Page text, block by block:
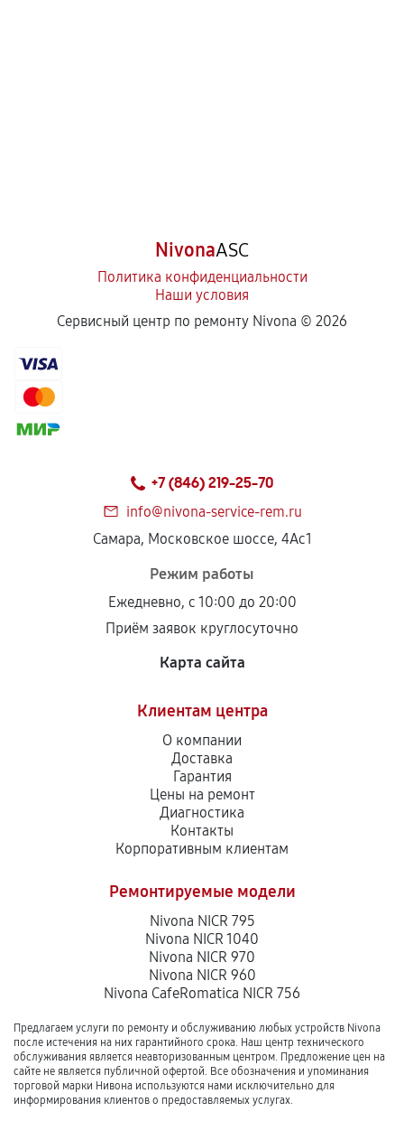
NivonaASC
Политика конфиденциальности
Наши условия
Сервисный центр по ремонту Nivona © 2026
+7 (846) 219-25-70
info@nivona-service-rem.ru
Самара, Московское шоссе, 4Ас1
Режим работы
Ежедневно, с 10:00 до 20:00
Приём заявок круглосуточно
Карта сайта
Клиентам центра
О компании
Доставка
Гарантия
Цены на ремонт
Диагностика
Контакты
Корпоративным клиентам
Ремонтируемые модели
Nivona NICR 795
Nivona NICR 1040
Nivona NICR 970
Nivona NICR 960
Nivona CafeRomatica NICR 756
Предлагаем услуги по ремонту и обслуживанию любых устройств Nivona
после истечения на них гарантийного срока. Наш центр технического
обслуживания является неавторизованным центром. Предложение цен на
сайте не является публичной офертой. Все обозначения и упоминания
торговой марки Нивона используются нами исключительно для
информирования клиентов о предоставляемых услугах.